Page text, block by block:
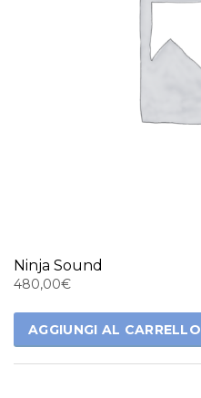
Ninja Sound
480,00€
AGGIUNGI AL CARRELLO